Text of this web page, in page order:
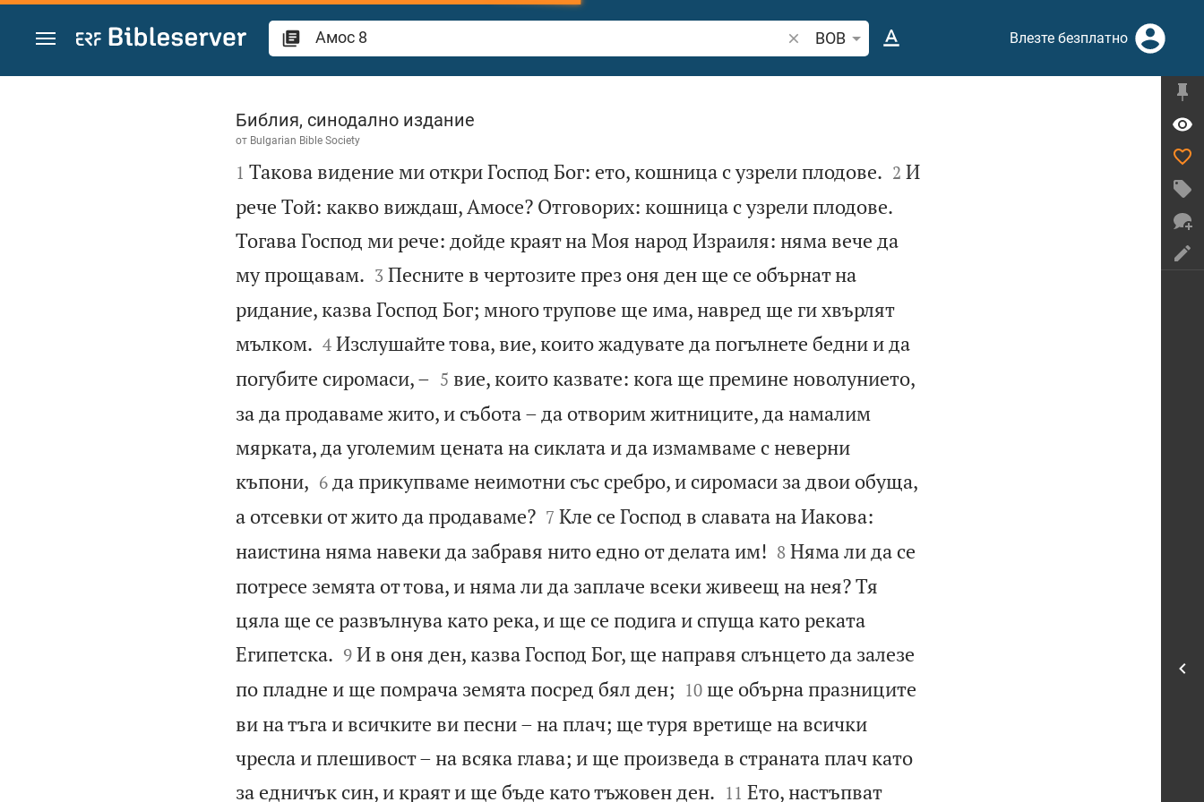
Преминете към съдържанието
Търсете стих или дума в Библията
BOB Влезте безплатно
Амос 8
Библия, синодално издание
от Bulgarian Bible Society

1 Такова видение ми откри Господ Бог: ето, кошница с узрели плодове.
2 И
рече Той: какво виждаш, Амосе? Отговорих: кошница с узрели плодове.
Тогава Господ ми рече: дойде краят на Моя народ Израиля: няма вече да
му прощавам.
3 Песните в чертозите през оня ден ще се обърнат на
ридание, казва Господ Бог; много трупове ще има, навред ще ги хвърлят
мълком.
4 Изслушайте това, вие, които жадувате да погълнете бедни и да
погубите сиромаси, –
5 вие, които казвате: кога ще премине новолунието,
за да продаваме жито, и събота – да отворим житниците, да намалим
мярката, да уголемим цената на сиклата и да измамваме с неверни
къпони,
6 да прикупваме неимотни със сребро, и сиромаси за двои обуща,
а отсевки от жито да продаваме?
7 Кле се Господ в славата на Иакова:
наистина няма навеки да забравя нито едно от делата им!
8 Няма ли да се
потресе земята от това, и няма ли да заплаче всеки живеещ на нея? Тя
цяла ще се развълнува като река, и ще се подига и спуща като реката
Египетска.
9 И в оня ден, казва Господ Бог, ще направя слънцето да залезе
по пладне и ще помрача земята посред бял ден;
10 ще обърна празниците
ви на тъга и всичките ви песни – на плач; ще туря вретище на всички
чресла и плешивост – на всяка глава; и ще произведа в страната плач като
за едничък син, и краят и ще бъде като тъжовен ден.
11 Ето, настъпват